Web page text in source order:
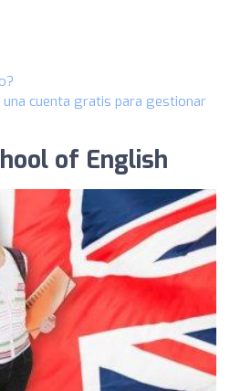
una cuenta gratis para gestionar
of English